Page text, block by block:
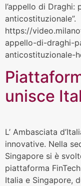
l’appello di Draghi:
anticostituzionale”.
https://
appello-di-draghi-
anticostituzionale-
unisce
L’ Ambasciata
innovative. Nella
Singapore si è
piattaforma
Italia e Singapore,